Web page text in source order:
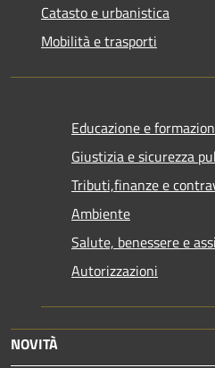
Catasto e urbanistica
Mobilità e trasporti
Educazione e
Giustizia e sicurezza
Tributi,finanze e
Ambiente
Salute, benessere e
Autorizzazioni
NOVITÀ